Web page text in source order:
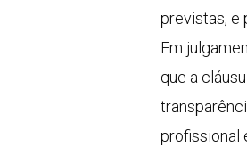
previstas, e
Em
que a
profissional